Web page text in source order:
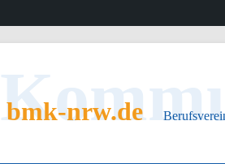
Mündliche Kommunikation NRW e.V.